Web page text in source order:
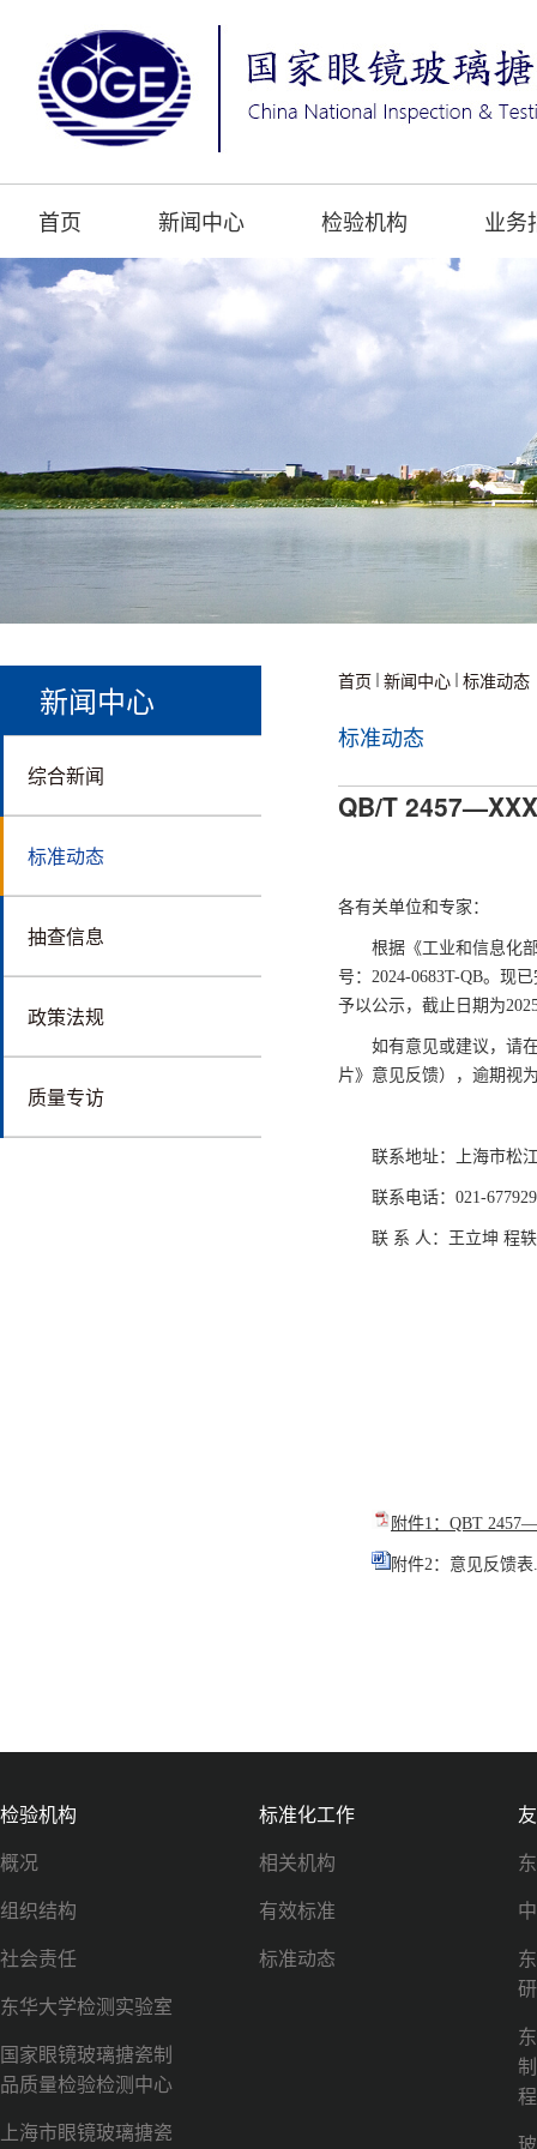
首页 新闻中心 检验机构 业务
新闻中心
综合新闻
标准动态
抽查信息
政策法规
质量专访
首页 新闻中心 标准动态
标准动态
QB/T
各有关单位和专家：
根据《工业和信息化
号：2024-0683T-QB。现
予以公示，截止日期为
如有意见或建议，请
片》意见反馈），逾期视
联系地址：上海市松
联系电话：021-
联 系 人：王立坤 程
附件1：QBT
附件2：意见反馈表
检验机构
概况
组织结构
社会责任
东华大学检测实验室
国家眼镜玻璃搪瓷制
品质量检验检测中心
上海市眼镜玻璃搪瓷
标准化工作
相关机构
有效标准
标准动态